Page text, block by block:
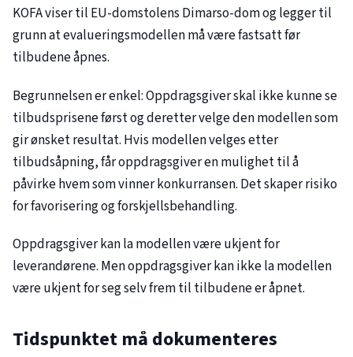
KOFA viser til EU-domstolens Dimarso-dom og legger til
grunn at evalueringsmodellen må være fastsatt før
tilbudene åpnes.
Begrunnelsen er enkel: Oppdragsgiver skal ikke kunne se
tilbudsprisene først og deretter velge den modellen som
gir ønsket resultat. Hvis modellen velges etter
tilbudsåpning, får oppdragsgiver en mulighet til å
påvirke hvem som vinner konkurransen. Det skaper risiko
for favorisering og forskjellsbehandling.
Oppdragsgiver kan la modellen være ukjent for
leverandørene. Men oppdragsgiver kan ikke la modellen
være ukjent for seg selv frem til tilbudene er åpnet.
Tidspunktet må dokumenteres